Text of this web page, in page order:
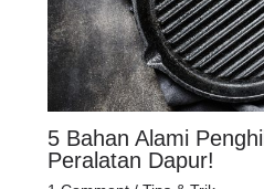
5 Bahan Alami
Peralatan Dapur!